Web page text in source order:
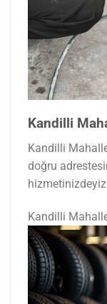
Kandilli
Kandilli
doğru
Kandilli